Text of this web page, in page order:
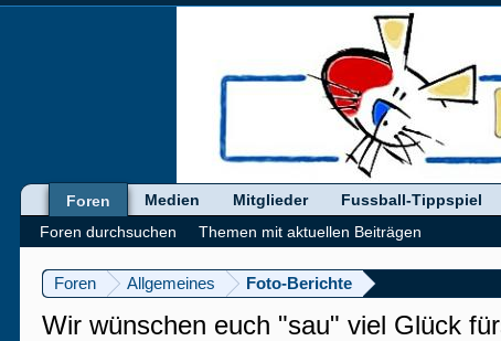
Foren Allgemeines Foto-Berichte
Wir wünschen euch "sau" viel Glück
Foren
Foren durchsuchen
Themen mit aktuellen Beiträgen
Medien Mitglieder Fussball-Tippspiel